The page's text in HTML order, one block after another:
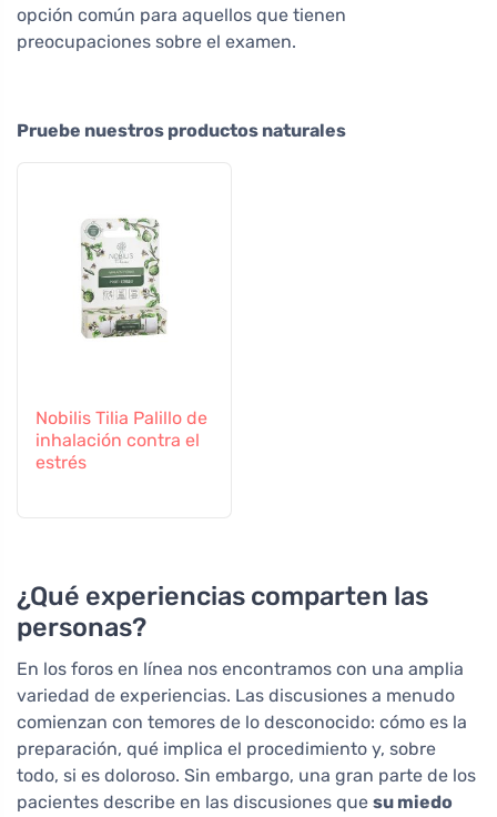
opción común para aquellos que tienen
preocupaciones sobre el examen.
Pruebe nuestros productos naturales
Nobilis Tilia Palillo de
inhalación contra el
estrés
¿Qué experiencias comparten las
personas?
En los foros en línea nos encontramos con una amplia
variedad de experiencias. Las discusiones a menudo
comienzan con temores de lo desconocido: cómo es la
preparación, qué implica el procedimiento y, sobre
todo, si es doloroso. Sin embargo, una gran parte de los
pacientes describe en las discusiones que su miedo